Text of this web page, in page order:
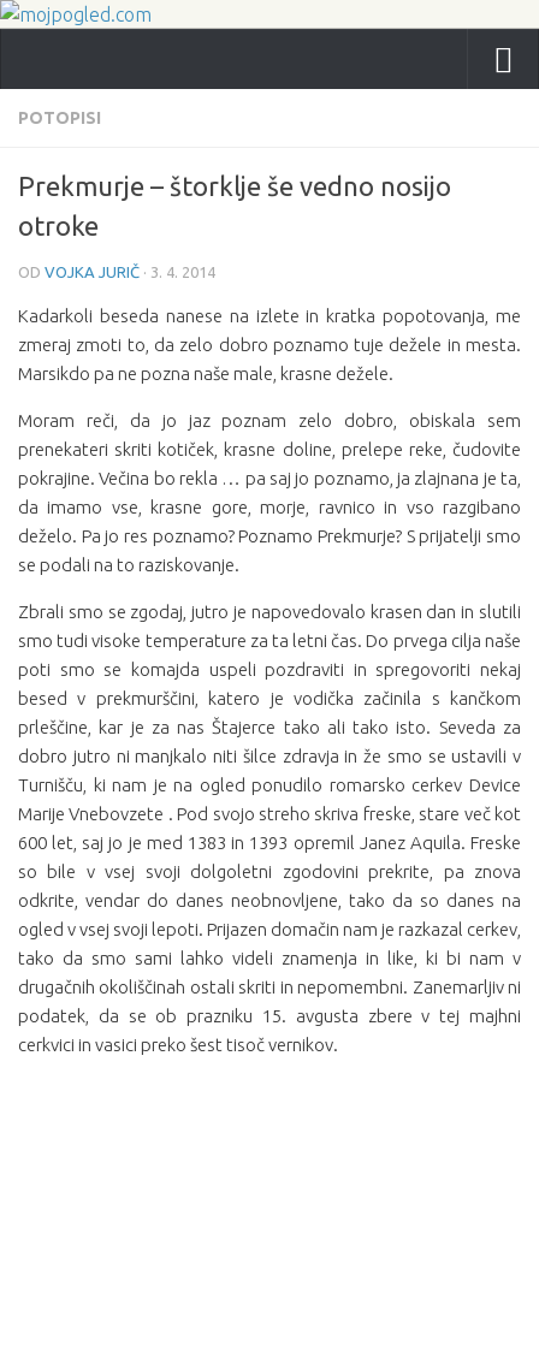
POTOPISI
Prekmurje – štorklje še vedno nosijo
otroke
OD VOJKA JURIČ · 3. 4. 2014
Kadarkoli beseda nanese na izlete in kratka popotovanja, me
zmeraj zmoti to, da zelo dobro poznamo tuje dežele in mesta.
Marsikdo pa ne pozna naše male, krasne dežele.
Moram reči, da jo jaz poznam zelo dobro, obiskala sem
prenekateri skriti kotiček, krasne doline, prelepe reke, čudovite
pokrajine. Večina bo rekla … pa saj jo poznamo, ja zlajnana je ta,
da imamo vse, krasne gore, morje, ravnico in vso razgibano
deželo. Pa jo res poznamo? Poznamo Prekmurje? S prijatelji smo
se podali na to raziskovanje.
Zbrali smo se zgodaj, jutro je napovedovalo krasen dan in slutili
smo tudi visoke temperature za ta letni čas. Do prvega cilja naše
poti smo se komajda uspeli pozdraviti in spregovoriti nekaj
besed v prekmurščini, katero je vodička začinila s kančkom
prleščine, kar je za nas Štajerce tako ali tako isto. Seveda za
dobro jutro ni manjkalo niti šilce zdravja in že smo se ustavili v
Turnišču, ki nam je na ogled ponudilo romarsko cerkev Device
Marije Vnebovzete . Pod svojo streho skriva freske, stare več kot
600 let, saj jo je med 1383 in 1393 opremil Janez Aquila. Freske
so bile v vsej svoji dolgoletni zgodovini prekrite, pa znova
odkrite, vendar do danes neobnovljene, tako da so danes na
ogled v vsej svoji lepoti. Prijazen domačin nam je razkazal cerkev,
tako da smo sami lahko videli znamenja in like, ki bi nam v
drugačnih okoliščinah ostali skriti in nepomembni. Zanemarljiv ni
podatek, da se ob prazniku 15. avgusta zbere v tej majhni
cerkvici in vasici preko šest tisoč vernikov.